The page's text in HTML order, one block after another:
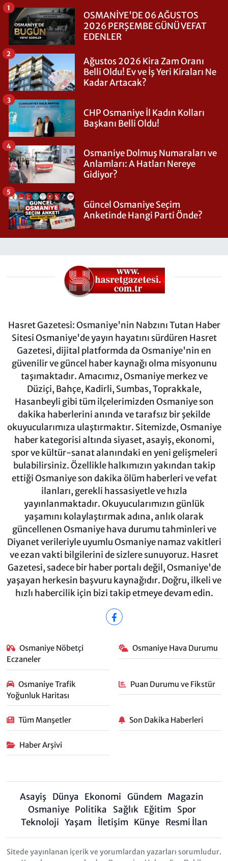
OSMANİYE'DE 06 AĞUSTOS
2026 PERŞEMBE GÜNÜ VEFAT
EDENLER
1
Ağustos 2026 Kira Zam Oranı
Belli Oldu! Ev ve İş Yeri Kiraları Ne
Kadar Artacak?
2
CHP Osmaniye İl Kadın Kolları
Başkanı Belli Oldu!
3
Osmaniye Dolmuş Numaraları ve
Anlamları: A Hatları Nereye
Gidiyor?
4
Güncel Osmaniye Seçim
Anketinde Hangi Parti Önde?
5
Hasret Gazetesi: Osmaniye'nin Nabzını Tutan Haber
Sitesi Osmaniye'de yayın hayatını sürdüren Hasret
Gazetesi, dijital platformda da Osmaniye'nin en
güvenilir ve güncel haber kaynağı olma misyonunu
taşımaktadır. Amacımız, Osmaniye merkez ve
Düziçi, Bahçe, Kadirli, Sumbas, Toprakkale,
Hasanbeyli gibi tüm ilçelerimizden Osmaniye son
dakika haberlerini anında ve tarafsız bir şekilde
okuyucularımıza ulaştırmaktır. Sitemizde, Osmaniye
haber kategorisi altında siyaset, asayiş, ekonomi,
spor ve kültür-sanat alanındaki en yeni gelişmeleri
bulabilirsiniz. Özellikle halkımızın yakından takip
ettiği Osmaniye son dakika ölüm haberleri ve vefat
ilanları, gerekli hassasiyetle ve hızla
yayınlanmaktadır. Okuyucularımızın günlük
yaşamını kolaylaştırmak adına, anlık olarak
güncellenen Osmaniye hava durumu tahminleri ve
Diyanet verileriyle uyumlu Osmaniye namaz vakitleri
ve ezan vakti bilgilerini de sizlere sunuyoruz. Hasret
Gazetesi, sadece bir haber portalı değil, Osmaniye'de
yaşayan herkesin başvuru kaynağıdır. Doğru, ilkeli ve
hızlı habercilik için bizi takip etmeye devam edin.
Osmaniye Nöbetçi
Eczaneler
Osmaniye Hava Durumu
Osmaniye Trafik
Yoğunluk Haritası
Puan Durumu ve Fikstür
Tüm Manşetler Son Dakika Haberleri
Haber Arşivi
Asayiş Dünya Ekonomi Gündem Magazin
Osmaniye Politika Sağlık Eğitim
Spor
Teknoloji Yaşam İletişim Künye Resmi İlan
Sitede yayınlanan içerik ve yorumlardan yazarları sorumludur.